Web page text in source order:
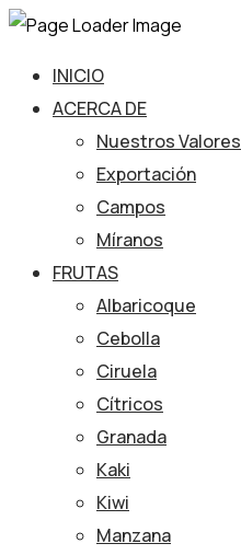
INICIO
ACERCA DE
Nuestros Valores
Exportación
Campos
Míranos
FRUTAS
Albaricoque
Cebolla
Ciruela
Cítricos
Granada
Kaki
Kiwi
Manzana